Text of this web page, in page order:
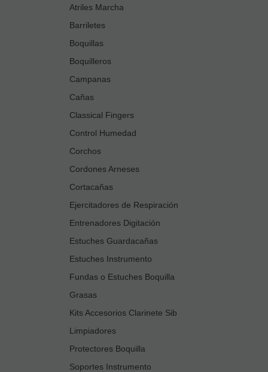
Atriles Marcha
Barriletes
Boquillas
Boquilleros
Campanas
Cañas
Classical Fingers
Control Humedad
Corchos
Cordones Arneses
Cortacañas
Ejercitadores de Respiración
Entrenadores Digitación
Estuches Guardacañas
Estuches Instrumento
Fundas o Estuches Boquilla
Grasas
Kits Accesorios Clarinete Sib
Limpiadores
Protectores Boquilla
Soportes Instrumento